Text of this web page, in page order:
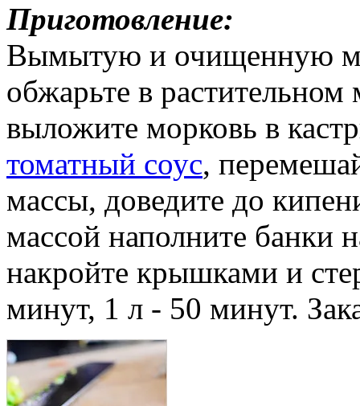
Приготовление:
Вымытую и очищенную
обжарьте в растительном
выложите морковь в
томатный соус,
массы, доведите до
массой наполните банки
накройте крышками и
минут, 1 л - 50 минут.